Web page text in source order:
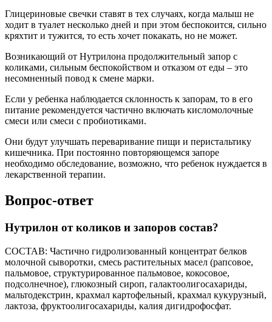
Глицериновые свечки ставят в тех случаях, когда малыш не
ходит в туалет несколько дней и при этом беспокоится, сильно
кряхтит и тужится, то есть хочет покакать, но не может.
Возникающий от Нутрилона продолжительный запор с
коликами, сильным беспокойством и отказом от еды – это
несомненный повод к смене марки.
Если у ребенка наблюдается склонность к запорам, то в его
питание рекомендуется частично включать кисломолочные
смеси или смеси с пробиотиками.
Они будут улучшать переваривание пищи и перистальтику
кишечника. При постоянно повторяющемся запоре
необходимо обследование, возможно, что ребенок нуждается в
лекарственной терапии.
Вопрос-ответ
Нутрилон от коликов и запоров состав?
СОСТАВ: Частично гидролизованный концентрат белков
молочной сыворотки, смесь растительных масел (рапсовое,
пальмовое, структурированное пальмовое, кокосовое,
подсолнечное), глюкозный сироп, галактоолигосахариды,
мальтодекстрин, крахмал картофельный, крахмал кукурузный,
лактоза, фруктоолигосахариды, калия дигидрофосфат.